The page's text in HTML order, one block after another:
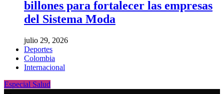
billones para fortalecer las empresas
del Sistema Moda
julio 29, 2026
Deportes
Colombia
Internacional
Especial Salud